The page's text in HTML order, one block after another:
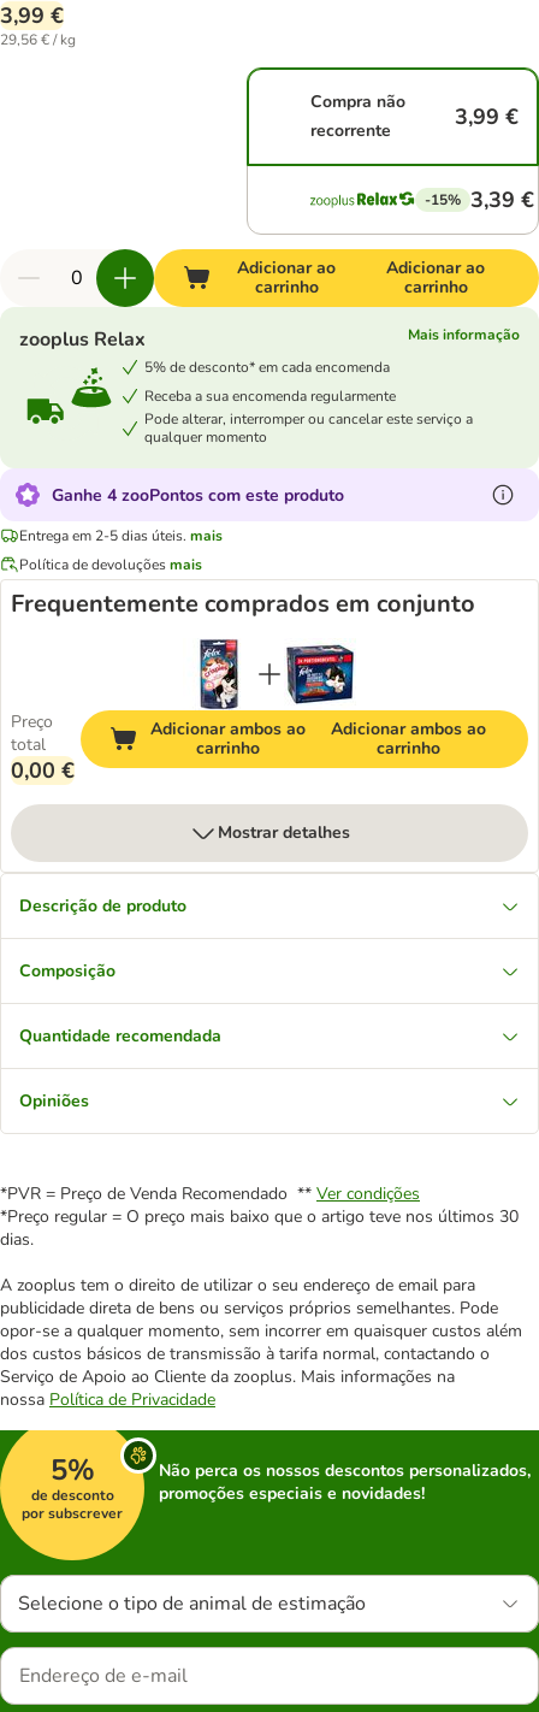
3,99 €
29,56 € / kg
Compra não
recorrente
3,99 €
-15% 3,39 €
Adicionar ao
carrinho
Adicionar ao
carrinho
zooplus Relax
Mais informação
5% de desconto* em cada encomenda
Receba a sua encomenda regularmente
Pode alterar, interromper ou cancelar este serviço a
qualquer momento
Ganhe 4 zooPontos com este produto
Entrega em 2-5 dias úteis. mais
Política de devoluçõesmais
Frequentemente comprados em conjunto
Preço
total
0,00 €
Adicionar ambos ao
carrinho
Adicionar ambos ao
carrinho
Mostrar detalhes
Descrição de produto
Composição
Quantidade recomendada
Opiniões
*PVR = Preço de Venda Recomendado ** Ver condições
*Preço regular = O preço mais baixo que o artigo teve nos últimos 30
dias.
A zooplus tem o direito de utilizar o seu endereço de email para
publicidade direta de bens ou serviços próprios semelhantes. Pode
opor-se a qualquer momento, sem incorrer em quaisquer custos além
dos custos básicos de transmissão à tarifa normal, contactando o
Serviço de Apoio ao Cliente da zooplus. Mais informações na
nossa Política de Privacidade
5%
de desconto
por subscrever
Não perca os nossos descontos personalizados,
promoções especiais e novidades!
Selecione o tipo de animal de estimação